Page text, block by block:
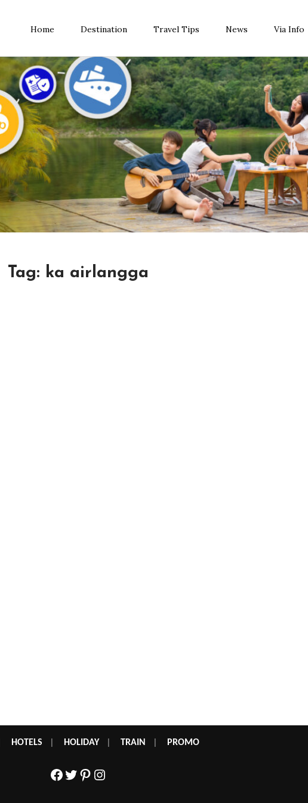
Home Destination Travel Tips News Via Info
Tag: ka airlangga
HOTELS HOLIDAY| TRAIN PROMO
Facebook
Twitter
Pinterest
Instagram